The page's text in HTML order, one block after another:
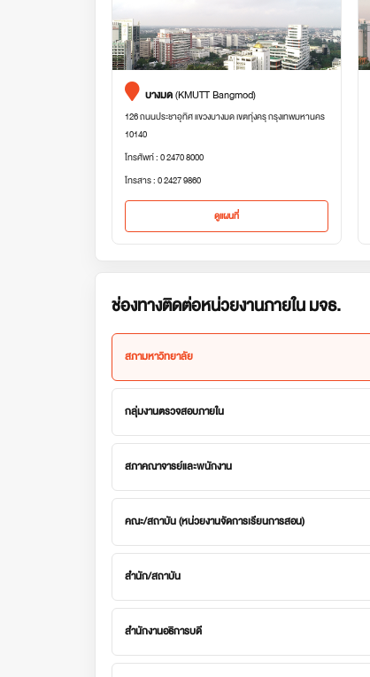
บางมด(KMUTT Bangmod)
126 ถนนประชาอุทิศ แขวงบางมด เขตทุ่งครุ กรุงเทพมหานคร
10140
โทรศัพท์ : 0 2470 8000
โทรสาร : 0 2427 9860
ดูแผนที่
ช่องทางติดต่อหน่วยงานภายใน มจธ.
สภามหาวิทยาลัย
กลุ่มงานตรวจสอบภายใน
สภาคณาจารย์และพนักงาน
คณะ/สถาบัน (หน่วยงานจัดการเรียนการสอน)
สำนัก/สถาบัน
สำนักงานอธิการบดี